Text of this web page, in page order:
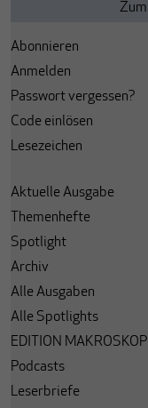
Abonnieren
Anmelden
Passwort vergessen?
Code einlösen
Lesezeichen
Aktuelle Ausgabe
Themenhefte
Spotlight
Archiv
Alle Ausgaben
Alle Spotlights
EDITION MAKROSKOP
Podcasts
Leserbriefe